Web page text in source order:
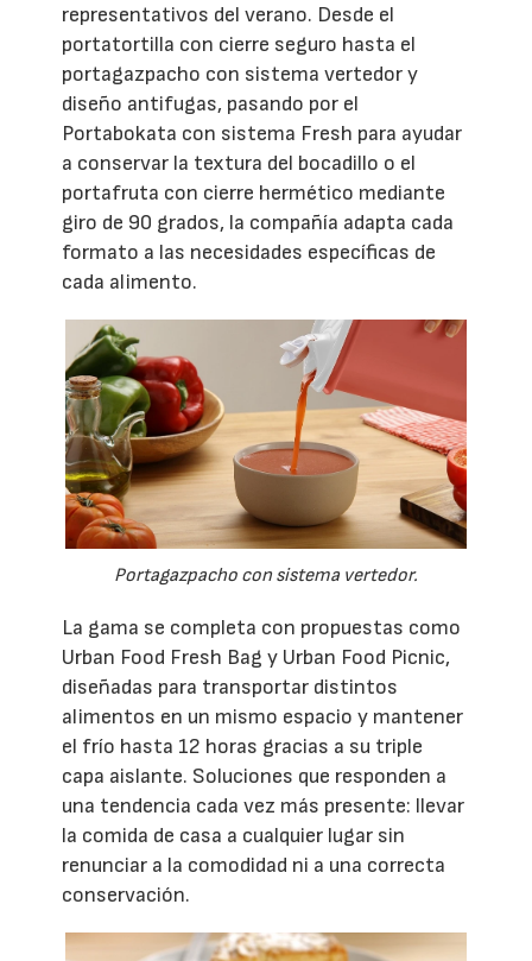
representativos del verano. Desde el
portatortilla con cierre seguro hasta el
portagazpacho con sistema vertedor y
diseño antifugas, pasando por el
Portabokata con sistema Fresh para ayudar
a conservar la textura del bocadillo o el
portafruta con cierre hermético mediante
giro de 90 grados, la compañía adapta cada
formato a las necesidades específicas de
cada alimento.
Portagazpacho con sistema vertedor.
La gama se completa con propuestas como
Urban Food Fresh Bag y Urban Food Picnic,
diseñadas para transportar distintos
alimentos en un mismo espacio y mantener
el frío hasta 12 horas gracias a su triple
capa aislante. Soluciones que responden a
una tendencia cada vez más presente: llevar
la comida de casa a cualquier lugar sin
renunciar a la comodidad ni a una correcta
conservación.